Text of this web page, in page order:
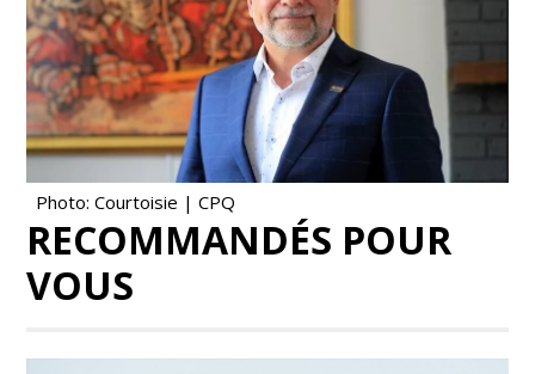
Photo: Courtoisie | CPQ
RECOMMANDÉS POUR
VOUS